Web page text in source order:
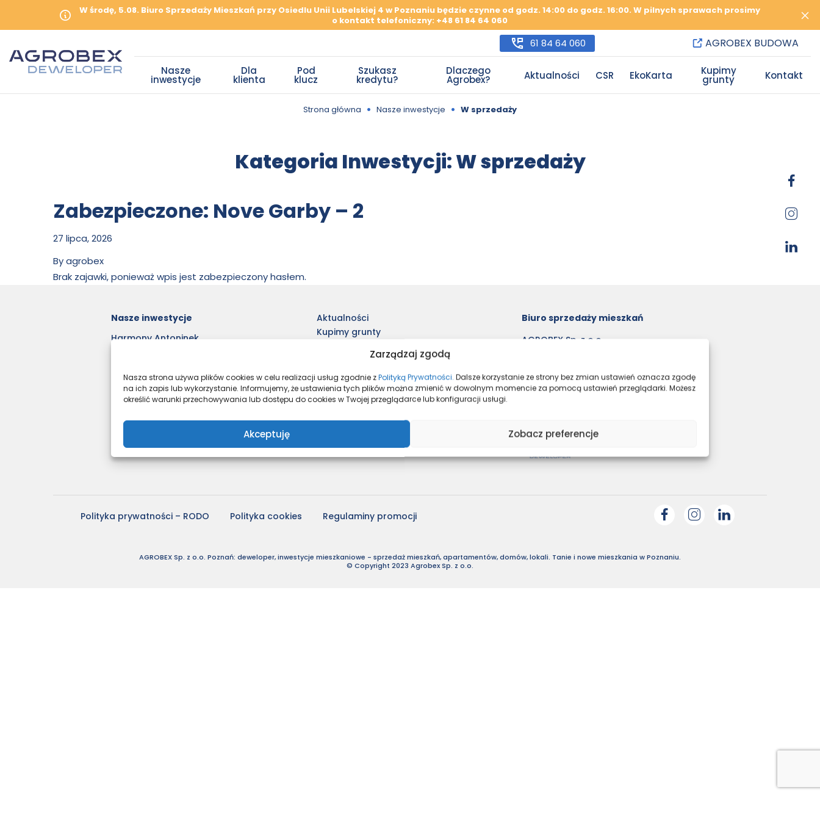
Zarządzaj zgodą
Nasza strona używa plików cookies w celu realizacji usług zgodnie zPolityką Prywatności. Dalsze korzystanie ze strony bez zmian ustawień oznacza zgodę
na ich zapis lub wykorzystanie. Informujemy, że ustawienia tych plików można zmienić w dowolnym momencie za pomocą ustawień przeglądarki. Możesz
określić warunki przechowywania lub dostępu do cookies w Twojej przeglądarce lub konfiguracji usługi.
Akceptuję Zobacz preferencje
W środę, 5.08. Biuro Sprzedaży Mieszkań przy Osiedlu Unii Lubelskiej 4 w Poznaniu będzie czynne od godz. 14:00 do godz. 16:00. W pilnych sprawach prosimy
o kontakt telefoniczny: +48 61 84 64 060
61 84 64 060 AGROBEX BUDOWA
Nasze
inwestycje
Dla
klienta
Pod
klucz
Szukasz
kredytu?
Dlaczego
Agrobex? Aktualności CSR EkoKarta Kupimy
grunty Kontakt
Strona główna • Nasze inwestycje • W sprzedaży
Kategoria Inwestycji:W sprzedaży
Zabezpieczone: Nove Garby – 2
27 lipca, 2026
Byagrobex
Brak zajawki, ponieważ wpis jest zabezpieczony hasłem.
Nasze inwestycje
Harmony Antoninek
Osiedle Moderno
Ulica Staszica
Nowe Pobiedziska 2
Aktualności
Kupimy grunty
Wykończenie pod klucz
Szukasz kredytu?
Dlaczego Agrobex?
Agrobex budownictwo
Biuro sprzedaży mieszkań
AGROBEX Sp. z o.o.
Pon.-Pt.: 7:00-17:00,
Sb.: 10:00-14:00
mieszkania@agrobex.pl
Polityka prywatności – RODO Polityka cookies Regulaminy promocji
AGROBEX Sp. z o.o. Poznań: deweloper, inwestycje mieszkaniowe - sprzedaż mieszkań, apartamentów, domów, lokali. Tanie i nowe mieszkania w Poznaniu.
© Copyright 2023 Agrobex Sp. z o.o.